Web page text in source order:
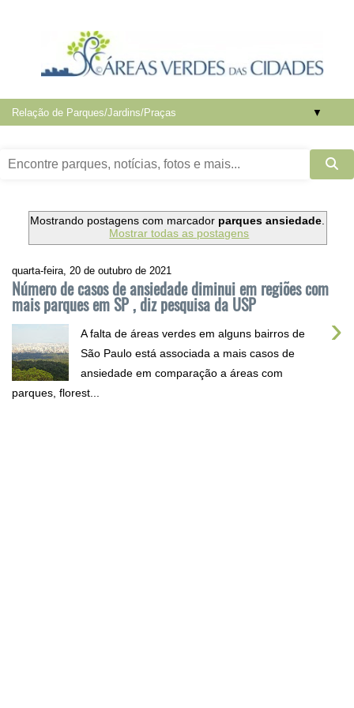
▼
Mostrando postagens com marcador parques ansiedade.
Mostrar todas as postagens
quarta-feira, 20 de outubro de 2021
Número de casos de ansiedade diminui em regiões com
mais parques em SP , diz pesquisa da USP
›
A falta de áreas verdes em alguns bairros de
São Paulo está associada a mais casos de
ansiedade em comparação a áreas com
parques, florest...